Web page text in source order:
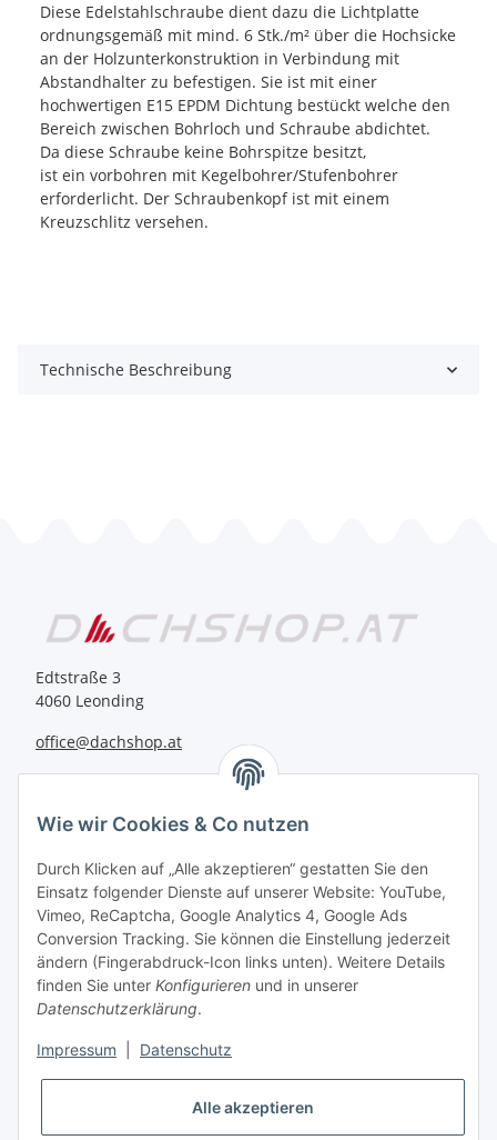
Diese Edelstahlschraube dient dazu die Lichtplatte
ordnungsgemäß mit mind. 6 Stk./m² über die Hochsicke
an der Holzunterkonstruktion in Verbindung mit
Abstandhalter zu befestigen. Sie ist mit einer
hochwertigen E15 EPDM Dichtung bestückt welche den
Bereich zwischen Bohrloch und Schraube abdichtet.
Da diese Schraube keine Bohrspitze besitzt,
ist ein vorbohren mit Kegelbohrer/Stufenbohrer
erforderlicht. Der Schraubenkopf ist mit einem
Kreuzschlitz versehen.
Technische Beschreibung
Edtstraße 3
4060 Leonding
office@dachshop.at
Informationen
Sie haben Fragen zu
+43 732 67 37 27
Wie wir Cookies & Co nutzen
Durch Klicken auf „Alle akzeptieren“ gestatten Sie den
Einsatz folgender Dienste auf unserer Website: YouTube,
Vimeo, ReCaptcha, Google Analytics 4, Google Ads
Conversion Tracking. Sie können die Einstellung jederzeit
ändern (Fingerabdruck-Icon links unten). Weitere Details
finden Sie unter Konfigurieren und in unserer
Datenschutzerklärung.
Impressum Datenschutz
Alle akzeptieren